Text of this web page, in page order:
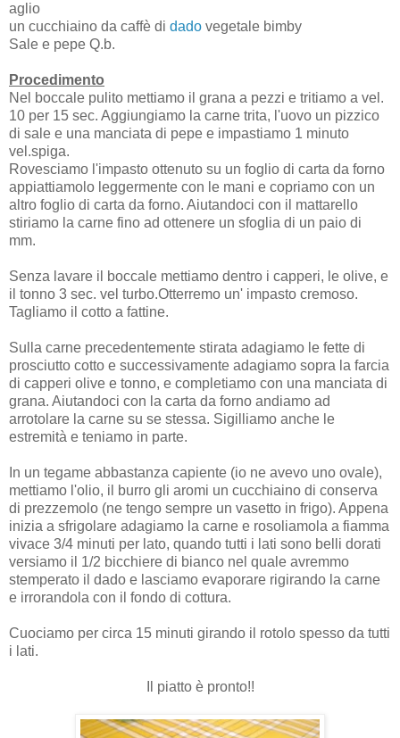
aglio
un cucchiaino da caffè di dado vegetale bimby
Sale e pepe Q.b.
Procedimento
Nel boccale pulito mettiamo il grana a pezzi e tritiamo a vel.
10 per 15 sec. Aggiungiamo la carne trita, l'uovo un pizzico
di sale e una manciata di pepe e impastiamo 1 minuto
vel.spiga.
Rovesciamo l'impasto ottenuto su un foglio di carta da forno
appiattiamolo leggermente con le mani e copriamo con un
altro foglio di carta da forno. Aiutandoci con il mattarello
stiriamo la carne fino ad ottenere un sfoglia di un paio di
mm.
Senza lavare il boccale mettiamo dentro i capperi, le olive, e
il tonno 3 sec. vel turbo.Otterremo un' impasto cremoso.
Tagliamo il cotto a fattine.
Sulla carne precedentemente stirata adagiamo le fette di
prosciutto cotto e successivamente adagiamo sopra la farcia
di capperi olive e tonno, e completiamo con una manciata di
grana. Aiutandoci con la carta da forno andiamo ad
arrotolare la carne su se stessa. Sigilliamo anche le
estremità e teniamo in parte.
In un tegame abbastanza capiente (io ne avevo uno ovale),
mettiamo l'olio, il burro gli aromi un cucchiaino di conserva
di prezzemolo (ne tengo sempre un vasetto in frigo). Appena
inizia a sfrigolare adagiamo la carne e rosoliamola a fiamma
vivace 3/4 minuti per lato, quando tutti i lati sono belli dorati
versiamo il 1/2 bicchiere di bianco nel quale avremmo
stemperato il dado e lasciamo evaporare rigirando la carne
e irrorandola con il fondo di cottura.
Cuociamo per circa 15 minuti girando il rotolo spesso da tutti
i lati.
Il piatto è pronto!!